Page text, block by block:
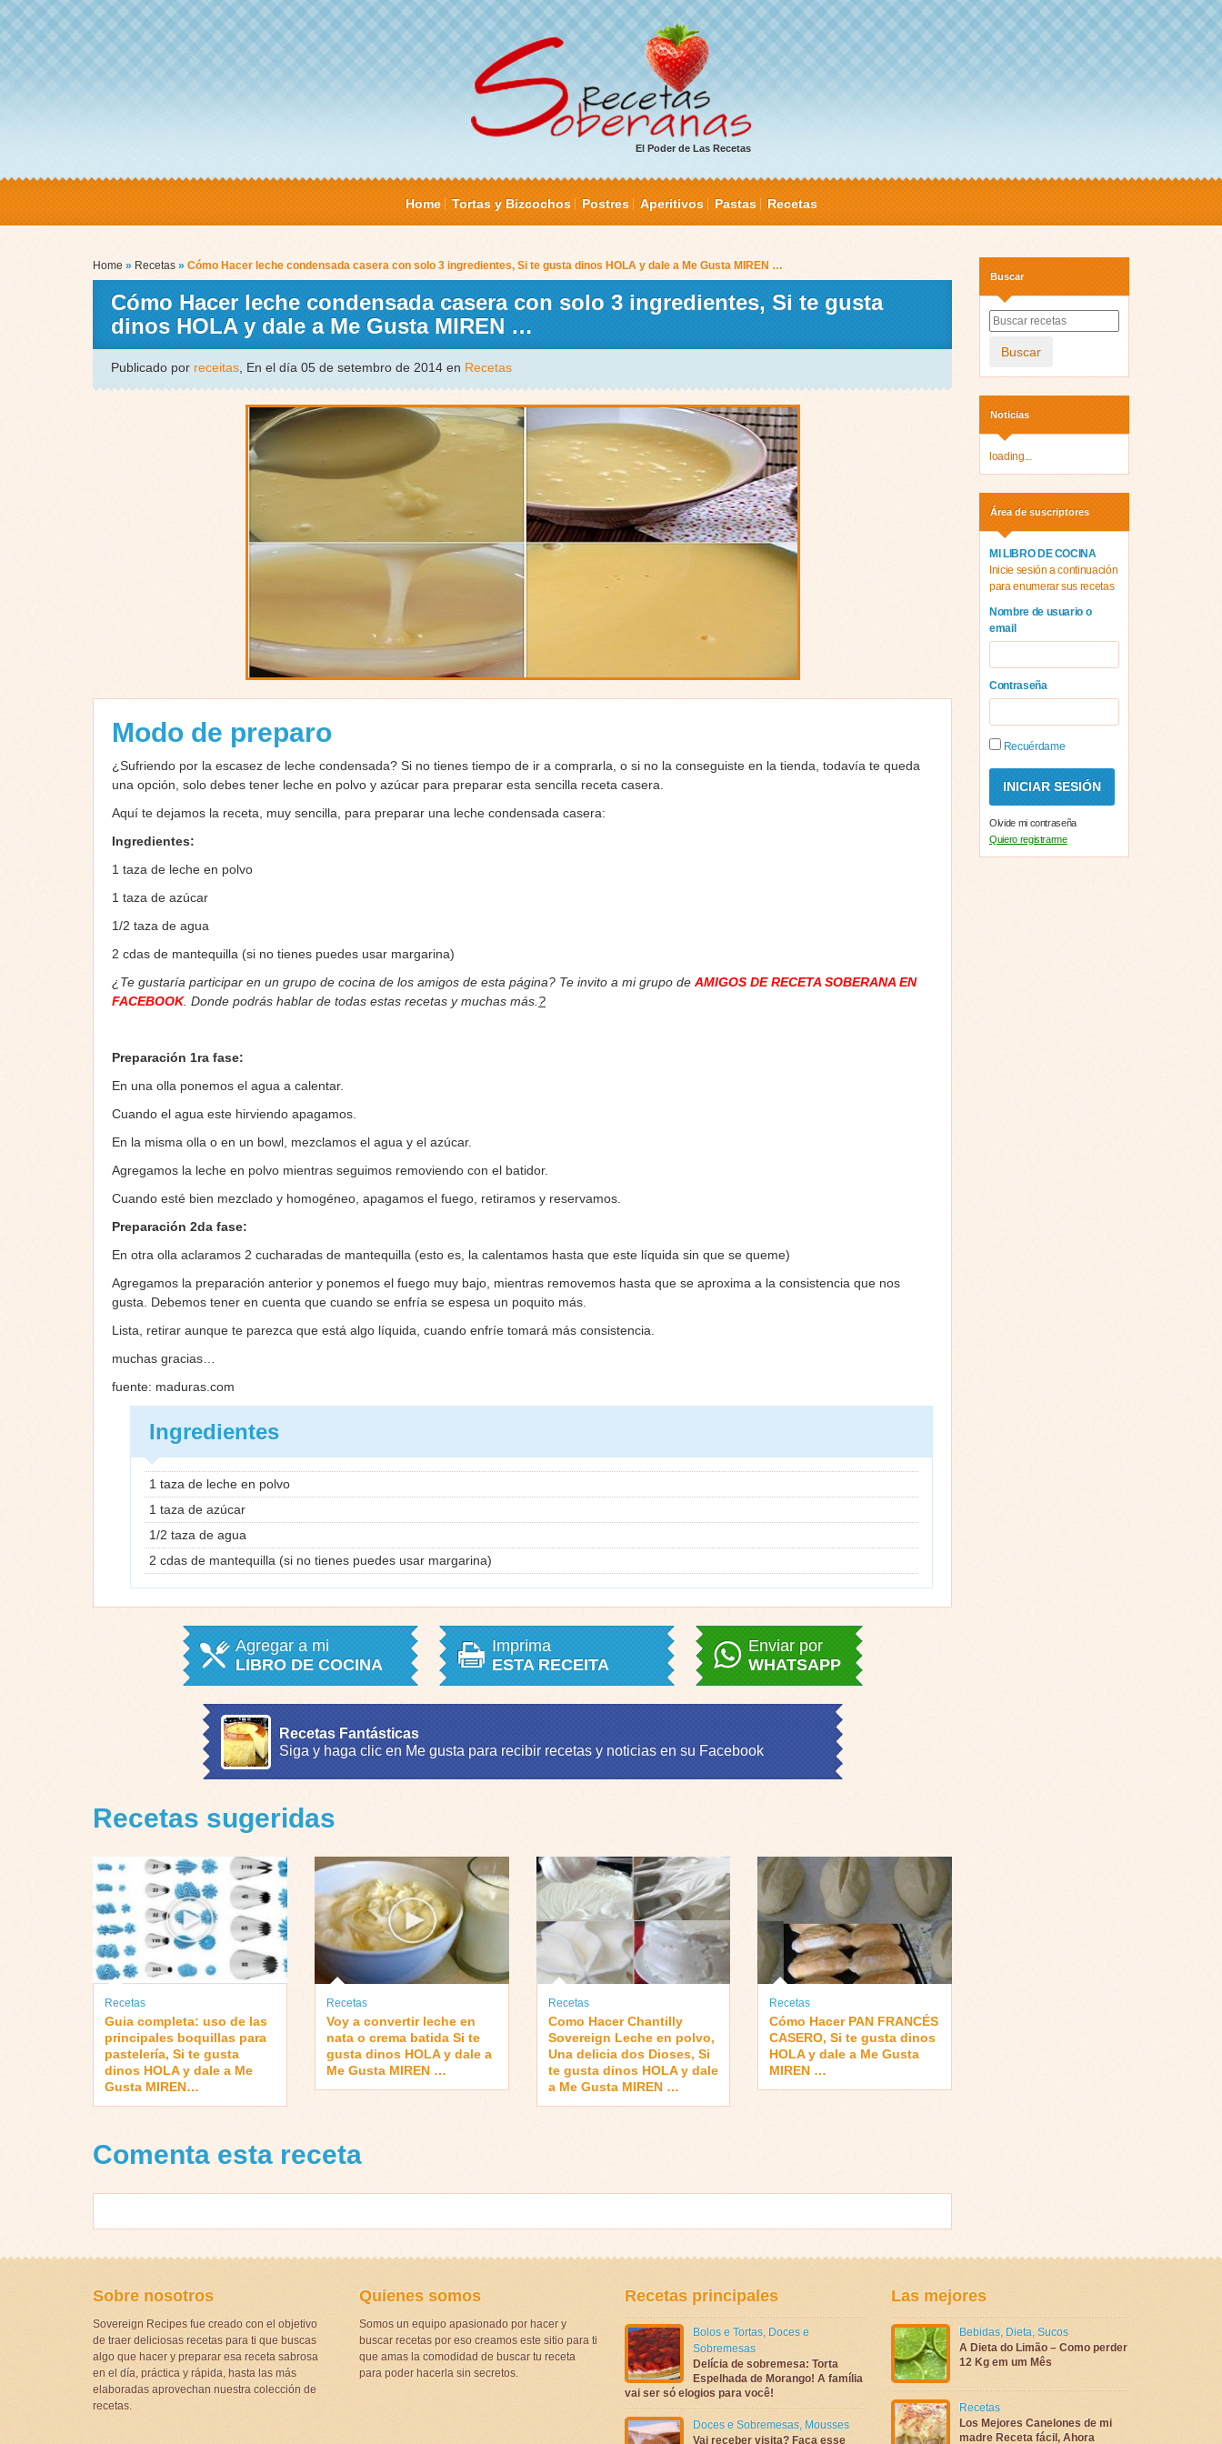
El Poder de Las Recetas
Home Tortas y Bizcochos Postres Aperitivos Pastas Recetas
Home » Recetas » Cómo Hacer leche condensada casera con solo 3 ingredientes, Si te gusta dinos HOLA y dale a Me Gusta MIREN …
Cómo Hacer leche condensada casera con solo 3 ingredientes, Si te gusta
dinos HOLA y dale a Me Gusta MIREN …
Publicado por receitas , En el día 05 de setembro de 2014 en Recetas
Modo de preparo
¿Sufriendo por la escasez de leche condensada? Si no tienes tiempo de ir a comprarla, o si no la conseguiste en la tienda, todavía te queda
una opción, solo debes tener leche en polvo y azúcar para preparar esta sencilla receta casera.
Aquí te dejamos la receta, muy sencilla, para preparar una leche condensada casera:
Ingredientes:
1 taza de leche en polvo
1 taza de azúcar
1/2 taza de agua
2 cdas de mantequilla (si no tienes puedes usar margarina)
¿Te gustaría participar en un grupo de cocina de los amigos de esta página? Te invito a mi grupo de AMIGOS DE RECETA SOBERANA EN
FACEBOOK. Donde podrás hablar de todas estas recetas y muchas más. ?
Preparación 1ra fase:
En una olla ponemos el agua a calentar.
Cuando el agua este hirviendo apagamos.
En la misma olla o en un bowl, mezclamos el agua y el azúcar.
Agregamos la leche en polvo mientras seguimos removiendo con el batidor.
Cuando esté bien mezclado y homogéneo, apagamos el fuego, retiramos y reservamos.
Preparación 2da fase:
En otra olla aclaramos 2 cucharadas de mantequilla (esto es, la calentamos hasta que este líquida sin que se queme)
Agregamos la preparación anterior y ponemos el fuego muy bajo, mientras removemos hasta que se aproxima a la consistencia que nos
gusta. Debemos tener en cuenta que cuando se enfría se espesa un poquito más.
Lista, retirar aunque te parezca que está algo líquida, cuando enfríe tomará más consistencia.
muchas gracias…
fuente: maduras.com
Ingredientes
1 taza de leche en polvo
1 taza de azúcar
1/2 taza de agua
2 cdas de mantequilla (si no tienes puedes usar margarina)
Agregar a mi
LIBRO DE COCINA
Imprima
ESTA RECEITA
Enviar por
WHATSAPP
Recetas Fantásticas
Siga y haga clic en Me gusta para recibir recetas y noticias en su Facebook
Recetas sugeridas
Recetas
Guia completa: uso de las
principales boquillas para
pastelería, Si te gusta
dinos HOLA y dale a Me
Gusta MIREN…
Recetas
Voy a convertir leche en
nata o crema batida Si te
gusta dinos HOLA y dale a
Me Gusta MIREN …
Recetas
Como Hacer Chantilly
Sovereign Leche en polvo,
Una delicia dos Dioses, Si
te gusta dinos HOLA y dale
a Me Gusta MIREN …
Recetas
Cómo Hacer PAN FRANCÉS
CASERO, Si te gusta dinos
HOLA y dale a Me Gusta
MIREN …
Comenta esta receta
Buscar
Buscar
Noticias
loading...
Área de suscriptores
MI LIBRO DE COCINA
Inicie sesión a continuación
para enumerar sus recetas
Nombre de usuario o
email
Contraseña
Recuérdame
Olvide mi contraseña
Quiero registrarme
Sobre nosotros
Sovereign Recipes fue creado con el objetivo
de traer deliciosas recetas para ti que buscas
algo que hacer y preparar esa receta sabrosa
en el día, práctica y rápida, hasta las más
elaboradas aprovechan nuestra colección de
recetas.
Quienes somos
Somos un equipo apasionado por hacer y
buscar recetas por eso creamos este sitio para ti
que amas la comodidad de buscar tu receta
para poder hacerla sin secretos.
Recetas principales
Bolos e Tortas, Doces e
Sobremesas
Delícia de sobremesa: Torta
Espelhada de Morango! A família
vai ser só elogios para você!
Doces e Sobremesas, Mousses
Vai receber visita? Faça esse
Las mejores
Bebidas, Dieta, Sucos
A Dieta do Limão – Como perder
12 Kg em um Mês
Recetas
Los Mejores Canelones de mi
madre Receta fácil, Ahora